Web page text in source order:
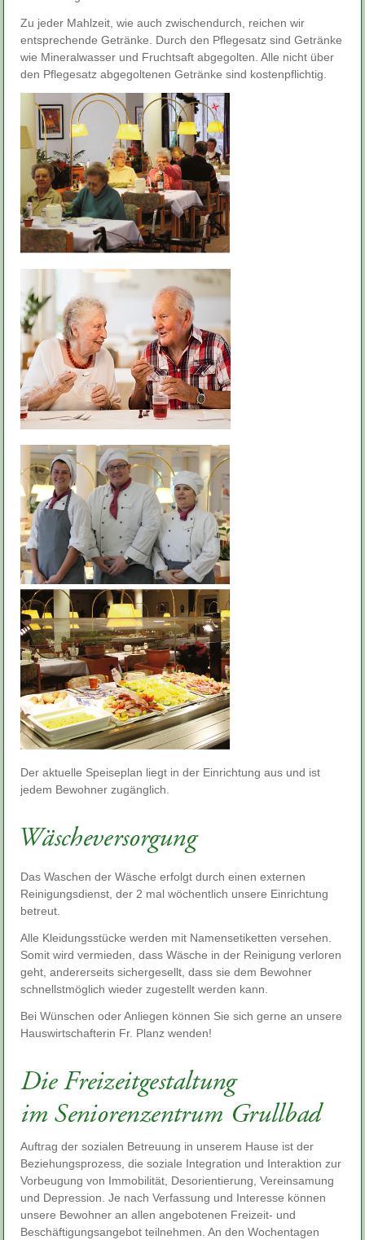
Zu jeder Mahlzeit, wie auch zwischendurch, reichen wir
entsprechende Getränke. Durch den Pflegesatz sind Getränke
wie Mineralwasser und Fruchtsaft abgegolten. Alle nicht über
den Pflegesatz abgegoltenen Getränke sind kostenpflichtig.
Der aktuelle Speiseplan liegt in der Einrichtung aus und ist
jedem Bewohner zugänglich.
Das Waschen der Wäsche erfolgt durch einen externen
Reinigungsdienst, der 2 mal wöchentlich unsere Einrichtung
betreut.
Alle Kleidungsstücke werden mit Namensetiketten versehen.
Somit wird vermieden, dass Wäsche in der Reinigung verloren
geht, andererseits sichergesellt, dass sie dem Bewohner
schnellstmöglich wieder zugestellt werden kann.
Bei Wünschen oder Anliegen können Sie sich gerne an unsere
Hauswirtschafterin Fr. Planz wenden!
Auftrag der sozialen Betreuung in unserem Hause ist der
Beziehungsprozess, die soziale Integration und Interaktion zur
Vorbeugung von Immobilität, Desorientierung, Vereinsamung
und Depression. Je nach Verfassung und Interesse können
unsere Bewohner an allen angebotenen Freizeit- und
Beschäftigungsangebot teilnehmen. An den Wochentagen